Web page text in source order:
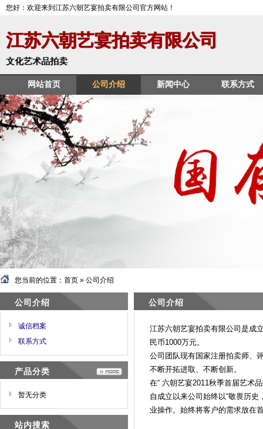
您好：欢迎来到江苏六朝艺宴拍卖有限公司官方网站！
江苏六朝艺宴拍卖有限公司
文化艺术品拍卖
网站首页 公司介绍 新闻中心 联系方式
您当前的位置： 首页 » 公司介绍
公司介绍
诚信档案
联系方式
产品分类
暂无分类
站内搜索
公司介绍
江苏六朝艺宴拍卖有限公司是成
民币1000万元。
公司团队现有国家注册拍卖师、
不断开拓进取、不断创新。
在“ 六朝艺宴2011秋季首届艺术
自成立以来公司始终以“敬畏历
业操作。始终将客户的需求放在